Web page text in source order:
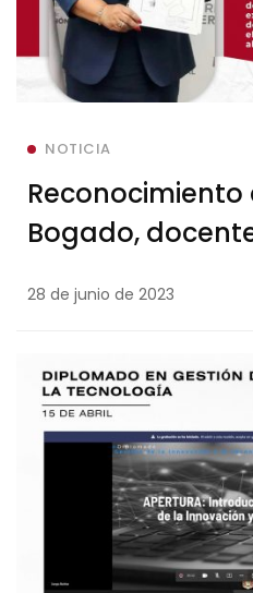
NOTICIA
Reconocimiento
Bogado,
28 de junio de 2023